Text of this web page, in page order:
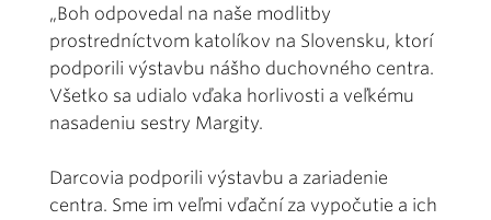
„Boh odpovedal na naše modlitby
prostredníctvom katolíkov na Slovensku, ktorí
podporili výstavbu nášho duchovného centra.
Všetko sa udialo vďaka horlivosti a veľkému
nasadeniu sestry Margity.
Darcovia podporili výstavbu a zariadenie
centra. Sme im veľmi vďační za vypočutie a ich